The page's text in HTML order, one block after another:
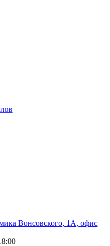
Вонсовского, 1А, офис